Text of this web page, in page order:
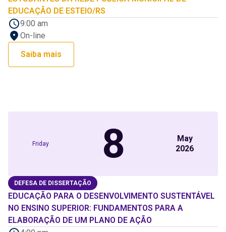
EDUCAÇÃO DE ESTEIO/RS
9:00 am
On-line
Saiba mais
Friday 8
May
2026
DEFESA DE DISSERTAÇÃO
EDUCAÇÃO PARA O DESENVOLVIMENTO SUSTENTÁVEL
NO ENSINO SUPERIOR: FUNDAMENTOS PARA A
ELABORAÇÃO DE UM PLANO DE AÇÃO